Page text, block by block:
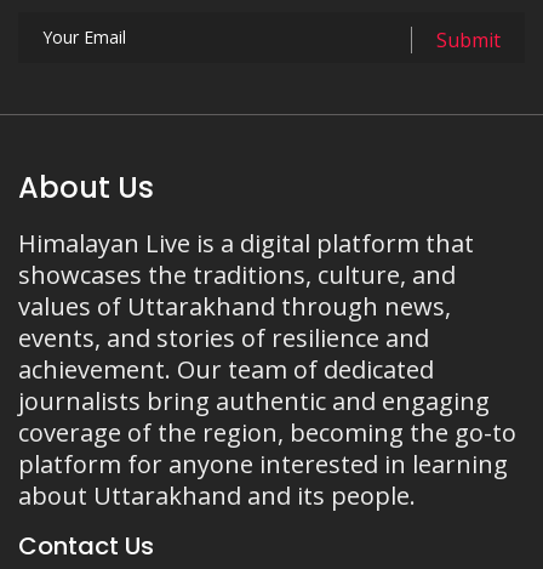
About Us
Himalayan Live is a digital platform that
showcases the traditions, culture, and
values of Uttarakhand through news,
events, and stories of resilience and
achievement. Our team of dedicated
journalists bring authentic and engaging
coverage of the region, becoming the go-to
platform for anyone interested in learning
about Uttarakhand and its people.
Contact Us